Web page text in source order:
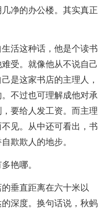
净的办公楼。其实真正
活这种话，他是个读书
受。就像他从不说自己
是这家书店的主理人，
不过也可理解成他对承
要给人发工资。而主理
见。从中还可看出，书
欺欺人的地步。
艳哪。
垂直距离在六十米以
的深度。换句话说，秋蚂